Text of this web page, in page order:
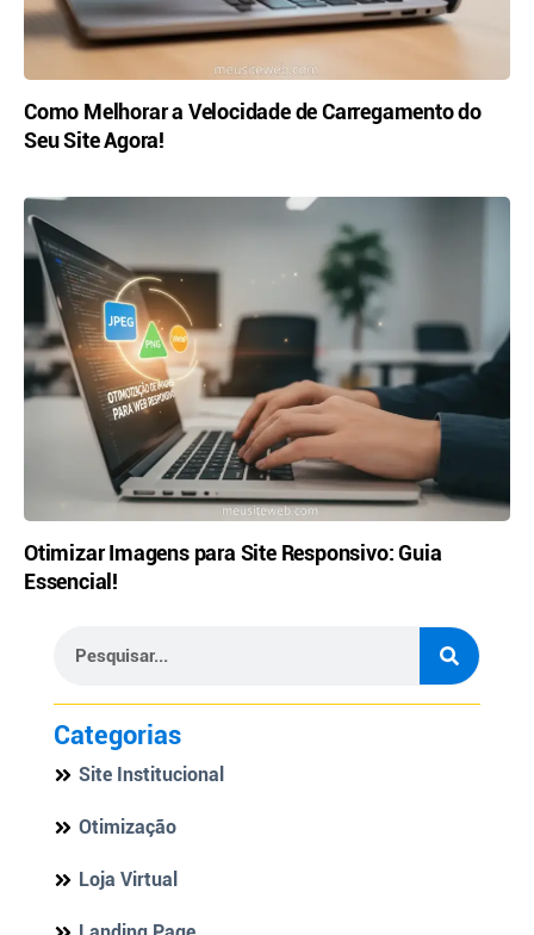
Como Melhorar a Velocidade de Carregamento do
Seu Site Agora!
Otimizar Imagens para Site Responsivo: Guia
Essencial!
Categorias
Site Institucional
Otimização
Loja Virtual